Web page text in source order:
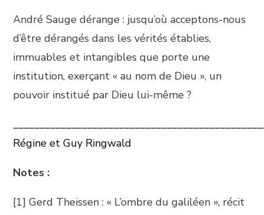
André Sauge dérange : jusqu’où acceptons-nous
d’être dérangés dans les vérités établies,
immuables et intangibles que porte une
institution, exerçant « au nom de Dieu », un
pouvoir institué par Dieu lui-même ?
Régine et Guy Ringwald
Notes :
[1] Gerd Theissen : « L’ombre du galiléen », récit